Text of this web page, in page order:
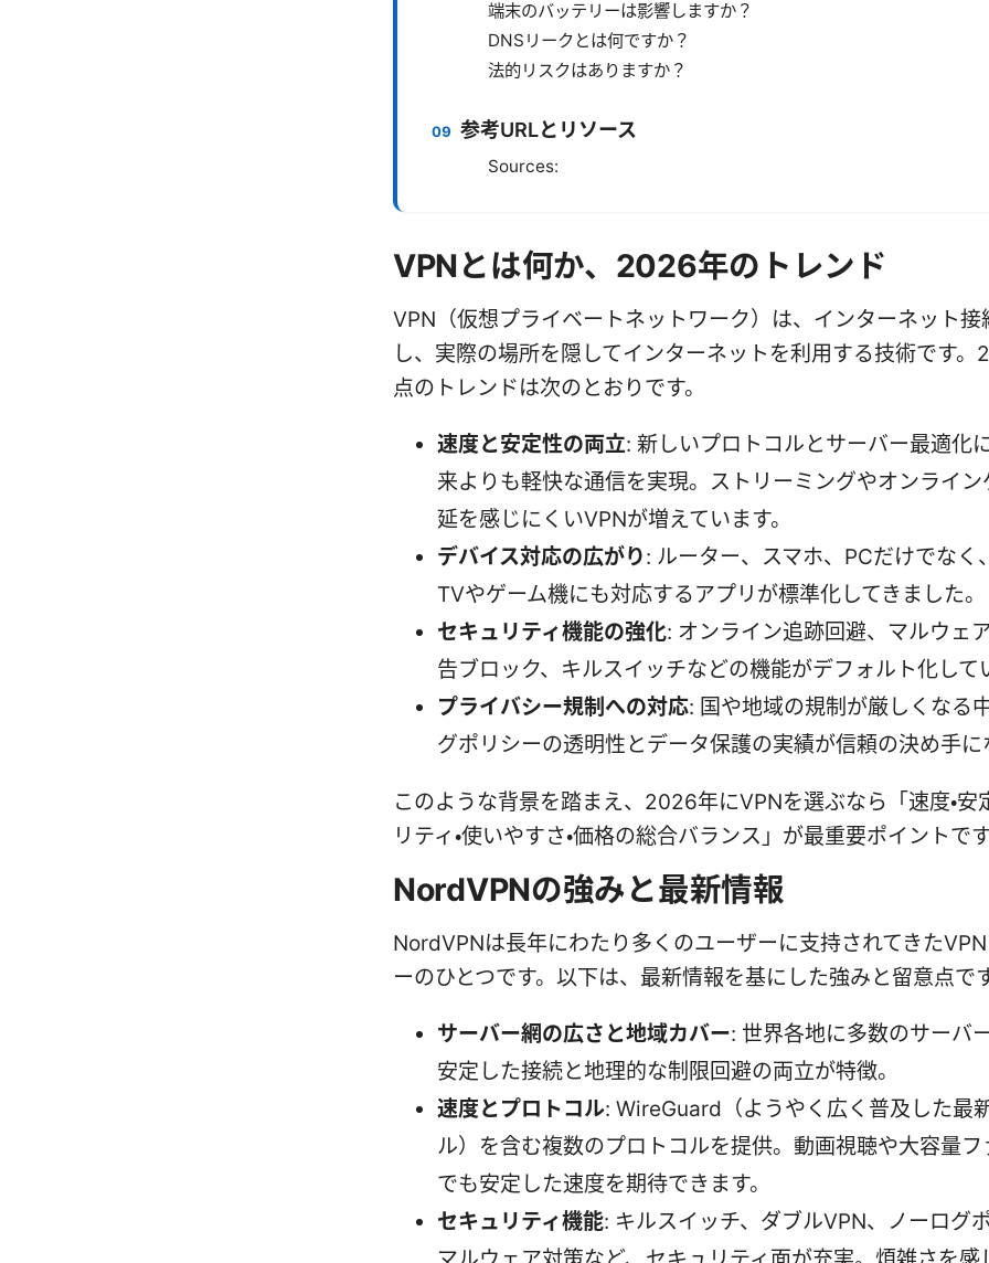
端末のバッテリーは影響しますか？
DNSリークとは何ですか？
法的リスクはありますか？
参考URLとリソース
Sources:
VPNとは何か、2026年のトレンド
VPN（仮想プライベートネットワーク）は、インターネット接
し、実際の場所を隠してインターネットを利用する技術です
点のトレンドは次のとおりです。
速度と安定性の両立: 新しいプロトコルとサーバー最適化
来よりも軽快な通信を実現。ストリーミングやオンライン
延を感じにくいVPNが増えています。
デバイス対応の広がり: ルーター、スマホ、PCだけでなく
TVやゲーム機にも対応するアプリが標準化してきました。
セキュリティ機能の強化: オンライン追跡回避、マルウェ
告ブロック、キルスイッチなどの機能がデフォルト化して
プライバシー規制への対応: 国や地域の規制が厳しくなる
グポリシーの透明性とデータ保護の実績が信頼の決め手に
このような背景を踏まえ、2026年にVPNを選ぶなら「速度・安
リティ・使いやすさ・価格の総合バランス」が最重要ポイントです
NordVPNの強みと最新情報
NordVPNは長年にわたり多くのユーザーに支持されてきた
ーのひとつです。以下は、最新情報を基にした強みと留意点です
サーバー網の広さと地域カバー: 世界各地に多数のサーバ
安定した接続と地理的な制限回避の両立が特徴。
速度とプロトコル: WireGuard（ようやく広く普及した最
ル）を含む複数のプロトコルを提供。動画視聴や大容量フ
でも安定した速度を期待できます。
セキュリティ機能: キルスイッチ、ダブルVPN、ノーログポ